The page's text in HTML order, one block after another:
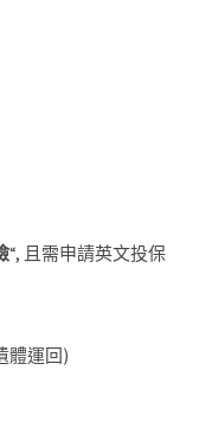
“, 且需申請英文投保
體運回)